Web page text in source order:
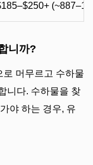
니까?
로 머무르고 수하물
니다. 수하물을 찾
야 하는 경우, 유